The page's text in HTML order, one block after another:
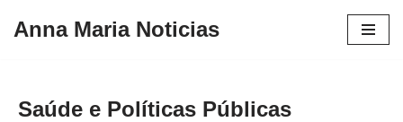
conteúdo
Anna Maria Noticias
Saúde e Políticas Públicas